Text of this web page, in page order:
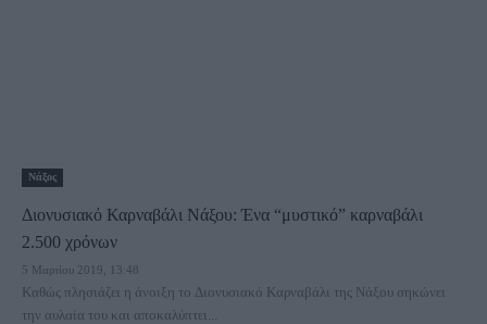
Νάξος
Διονυσιακό Καρναβάλι Νάξου: Ένα “μυστικό” καρναβάλι
2.500 χρόνων
5 Μαρτίου 2019, 13:48
Καθώς πλησιάζει η άνοιξη το Διονυσιακό Καρναβάλι της Νάξου σηκώνει
την αυλαία του και αποκαλύπτει...